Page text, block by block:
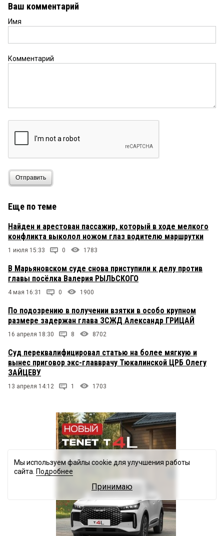
Ваш комментарий
Имя
Комментарий
Отправить
Еще по теме
Найден и арестован пассажир, который в ходе мелкого
конфликта выколол ножом глаз водителю маршрутки
1 июля 15:33 0 1783
В Марьяновском суде снова приступили к делу против
главы посёлка Валерия РЫЛЬСКОГО
4 мая 16:31 0 1900
По подозрению в получении взятки в особо крупном
размере задержан глава ЗСЖД Александр ГРИЦАЙ
16 апреля 18:30 8 8702
Суд переквалифицировал статью на более мягкую и
вынес приговор экс-главврачу Тюкалинской ЦРБ Олегу
ЗАЙЦЕВУ
13 апреля 14:12 1 1703
Мы используем файлы cookie для улучшения работы
сайта. Подробнее
Принимаю